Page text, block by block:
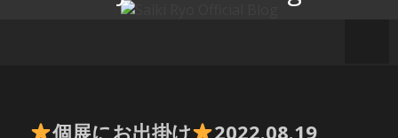
個展にお出掛け 2022.08.19